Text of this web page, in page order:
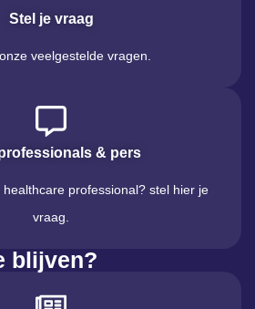
Stel je vraag
veelgestelde vragen.
& pers
professional? stel hier je
vraag.
blijven?